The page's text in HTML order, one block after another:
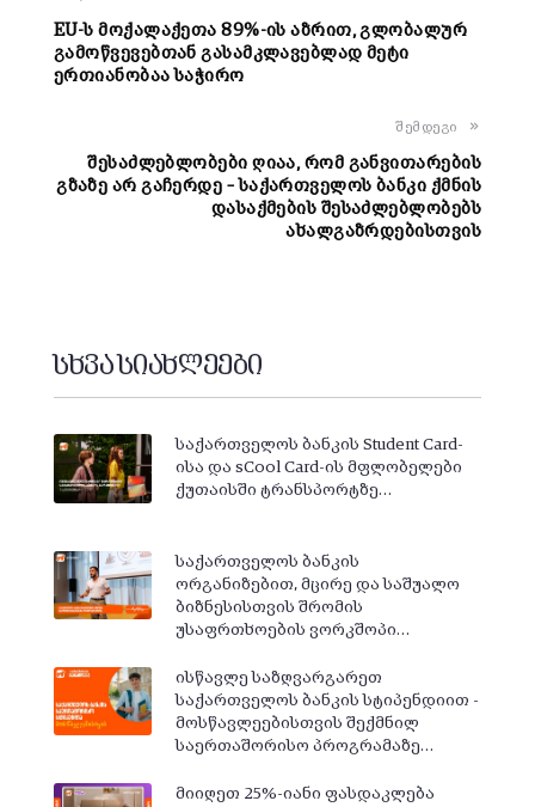
EU-ს მოქალაქეთა 89%-ის აზრით, გლობალურ
გამოწვევებთან გასამკლავებლად მეტი
ერთიანობაა საჭირო
შემდეგი
შესაძლებლობები ღიაა, რომ განვითარების
გზაზე არ გაჩერდე – საქართველოს ბანკი ქმნის
დასაქმების შესაძლებლობებს
ახალგაზრდებისთვის
სხვა სიახლეები
საქართველოს ბანკის Student Card-
ისა და sCool Card-ის მფლობელები
ქუთაისში ტრანსპორტზე…
საქართველოს ბანკის
ორგანიზებით, მცირე და საშუალო
ბიზნესისთვის შრომის
უსაფრთხოების ვორკშოპი…
ისწავლე საზღვარგარეთ
საქართველოს ბანკის სტიპენდიით -
მოსწავლეებისთვის შექმნილ
საერთაშორისო პროგრამაზე…
მიიღეთ 25%-იანი ფასდაკლება